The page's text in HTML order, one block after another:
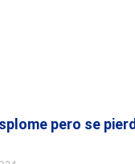
pero se